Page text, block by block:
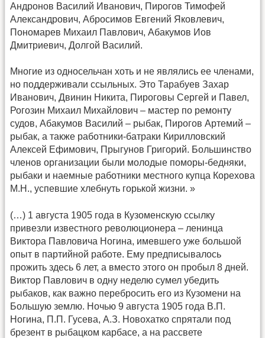
Андронов Василий Иванович, Пирогов Тимофей
Александрович, Абросимов Евгений Яковлевич,
Пономарев Михаил Павлович, Абакумов Иов
Дмитриевич, Долгой Василий.
Многие из односельчан хоть и не являлись ее членами,
но поддерживали ссыльных. Это Тарабуев Захар
Иванович, Двинин Никита, Пироговы Сергей и Павел,
Рогозин Михаил Михайлович – мастер по ремонту
судов, Абакумов Василий – рыбак, Пирогов Артемий –
рыбак, а также работники-батраки Кирилловский
Алексей Ефимович, Прыгунов Григорий. Большинство
членов организации были молодые поморы-бедняки,
рыбаки и наемные работники местного купца Корехова
М.Н., успевшие хлебнуть горькой жизни. »
(…) 1 августа 1905 года в Кузоменскую ссылку
привезли известного революционера – ленинца
Виктора Павловича Ногина, имевшего уже большой
опыт в партийной работе. Ему предписывалось
прожить здесь 6 лет, а вместо этого он пробыл 8 дней.
Виктор Павлович в одну неделю сумел убедить
рыбаков, как важно перебросить его из Кузомени на
Большую землю. Ночью 9 августа 1905 года В.П.
Ногина, П.П. Гусева, А.З. Новохатко спрятали под
брезент в рыбацком карбасе, а на рассвете